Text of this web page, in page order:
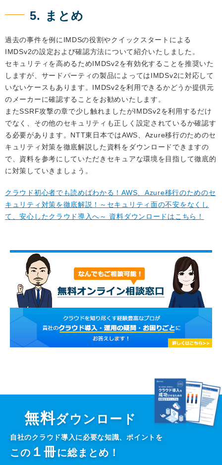
5. まとめ
過去の事件を例にIMDSの役割やクイックスタートによる
IMDSv2の設定および確認方法について紹介いたしました。
セキュリティを高めるためIMDSv2を有効化することを推奨いた
しますが、サードパーティの製品によってはIMDSv2に対応して
いないケースもあります。IMDSv2を利用できるかどうか提供元
のメーカーに確認することをお勧めいたします。
またSSRF攻撃の章で少し触れましたがIMDSv2を利用するだけ
でなく、その他のセキュリティも正しく設定されているか確認す
る必要があります。NTT東日本ではAWS、Azure移行のためのセ
キュリティ対策を徹底解説した資料をダウンロードできますの
で、資料を参考にしていただきセキュアな環境を目指して徹底的
に対策していきましょう。
クラウド初心者でも読めばわかる！AWS、Azure移行のためのセ
キュリティ対策を徹底解説！～セキュリティ面の不安をなくし
て、安心したクラウド導入へ～ 資料ダウンロードはこちら！
無料ダウンロード
自社のクラウド導入に必要な知識、ポイントを
この １冊に総まとめ！